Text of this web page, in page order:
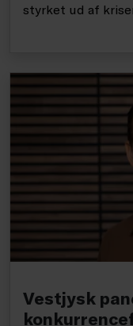
styrket ud af
Vestjysk